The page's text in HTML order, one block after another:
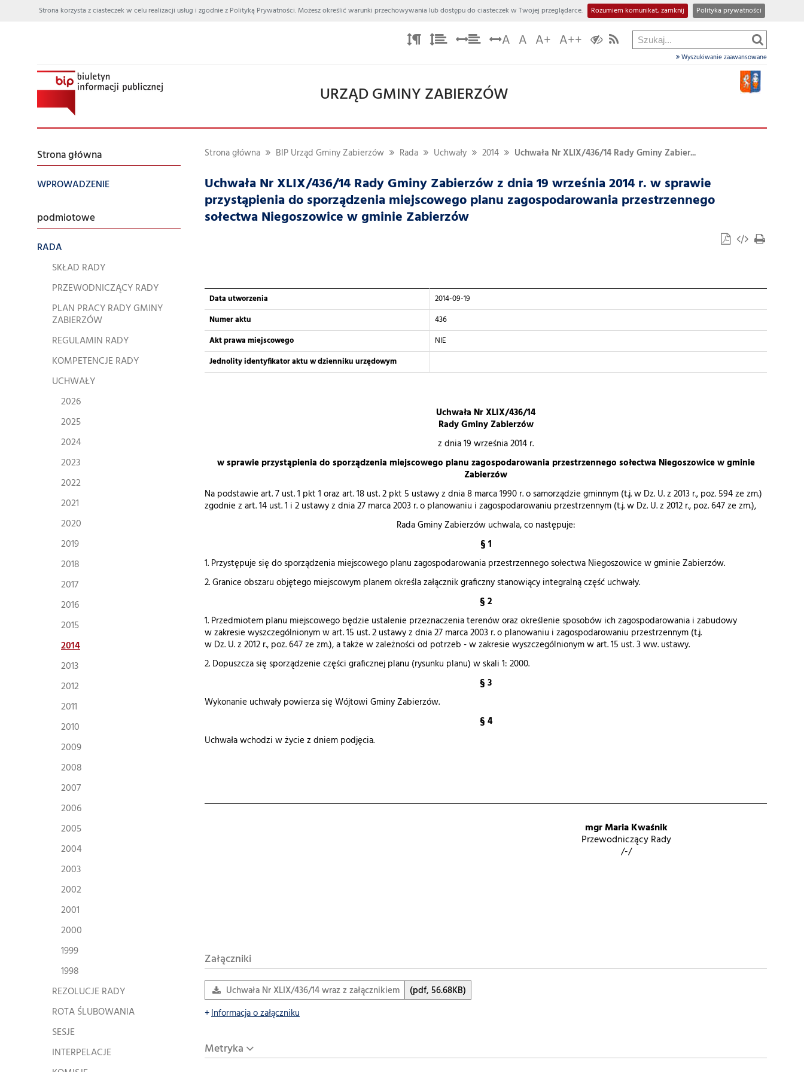
Strona korzysta z ciasteczek w celu realizacji usług i zgodnie z Polityką Prywatności. Możesz określić warunki przechowywania lub dostępu do ciasteczek w Twojej przeglądarce. Rozumiem komunikat, zamknij Polityka prywatności
A A A+ A++
Wyszukiwanie zaawansowane
URZĄD GMINY ZABIERZÓW
Strona główna
WPROWADZENIE
podmiotowe
RADA
SKŁAD RADY
PRZEWODNICZĄCY RADY
PLAN PRACY RADY GMINY
ZABIERZÓW
REGULAMIN RADY
KOMPETENCJE RADY
UCHWAŁY
2026
2025
2024
2023
2022
2021
2020
2019
2018
2017
2016
2015
2014
2013
2012
2011
2010
2009
2008
2007
2006
2005
2004
2003
2002
2001
2000
1999
1998
REZOLUCJE RADY
ROTA ŚLUBOWANIA
SESJE
INTERPELACJE
Strona główna BIP Urząd Gminy Zabierzów Rada Uchwały 2014 Uchwała Nr XLIX/436/14 Rady Gminy Zabier...
Uchwała Nr XLIX/436/14 Rady Gminy Zabierzów z dnia 19 września 2014 r. w sprawie
przystąpienia do sporządzenia miejscowego planu zagospodarowania przestrzennego
sołectwa Niegoszowice w gminie Zabierzów
Data utworzenia
2014-09-19
Numer aktu
436
Akt prawa miejscowego
NIE
Jednolity identyfikator aktu w dzienniku urzędowym
Uchwała Nr XLIX/436/14
Rady Gminy Zabierzów
z dnia 19 września 2014 r.
w sprawie przystąpienia do sporządzenia miejscowego planu zagospodarowania przestrzennego sołectwa Niegoszowice w gminie
Zabierzów
Na podstawie art. 7 ust. 1 pkt 1 oraz art. 18 ust. 2 pkt 5 ustawy z dnia 8 marca 1990 r. o samorządzie gminnym (t.j. w Dz. U. z 2013 r., poz. 594 ze zm.)
zgodnie z art. 14 ust. 1 i 2 ustawy z dnia 27 marca 2003 r. o planowaniu i zagospodarowaniu przestrzennym (t.j. w Dz. U. z 2012 r., poz. 647 ze zm.),
Rada Gminy Zabierzów uchwala, co następuje:
§ 1
1. Przystępuje się do sporządzenia miejscowego planu zagospodarowania przestrzennego sołectwa Niegoszowice w gminie Zabierzów.
2. Granice obszaru objętego miejscowym planem określa załącznik graficzny stanowiący integralną część uchwały.
§ 2
1. Przedmiotem planu miejscowego będzie ustalenie przeznaczenia terenów oraz określenie sposobów ich zagospodarowania i zabudowy
w zakresie wyszczególnionym w art. 15 ust. 2 ustawy z dnia 27 marca 2003 r. o planowaniu i zagospodarowaniu przestrzennym (t.j.
w Dz. U. z 2012 r., poz. 647 ze zm.), a także w zależności od potrzeb - w zakresie wyszczególnionym w art. 15 ust. 3 ww. ustawy.
2. Dopuszcza się sporządzenie części graficznej planu (rysunku planu) w skali 1: 2000.
§ 3
Wykonanie uchwały powierza się Wójtowi Gminy Zabierzów.
§ 4
Uchwała wchodzi w życie z dniem podjęcia.
mgr Maria Kwaśnik
Przewodniczący Rady
/-/
Załączniki
Uchwała Nr XLIX/436/14 wraz z załącznikiem
(pdf, 56.68KB)
Informacja o załączniku
Metryka